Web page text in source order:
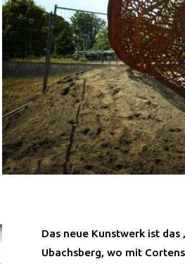
Das neue Kunstwerk ist das
Ubachsberg, wo mit